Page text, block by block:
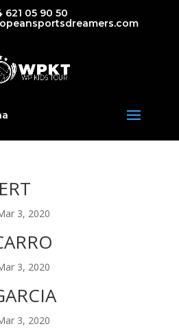
621 05 90 50
3, 2020
3, 2020
3, 2020